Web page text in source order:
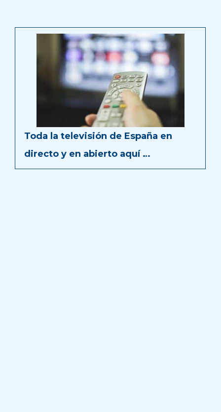
Toda la televisión de España en
directo y en abierto aquí …